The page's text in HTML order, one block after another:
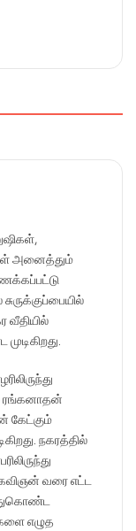
அனைத்தும்
வீதியில்
ரங்கனாதன்
கேட்கும்
நகரத்தில்
வரை எட்ட
எழுத